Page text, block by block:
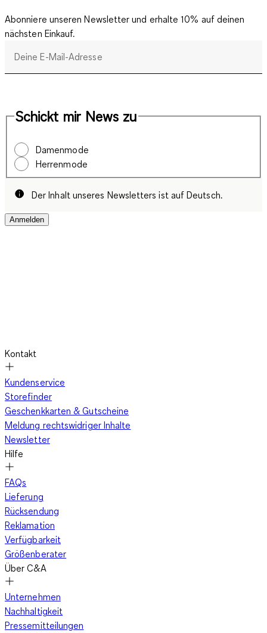
Abonniere unseren Newsletter und erhalte 10% auf deinen
nächsten Einkauf.
Deine E-Mail-Adresse
Schickt mir News zu
Damenmode
Herrenmode
Der Inhalt unseres Newsletters ist auf Deutsch.
Anmelden
Kontakt
Kundenservice
Storefinder
Geschenkkarten & Gutscheine
Meldung rechtswidriger Inhalte
Newsletter
Hilfe
FAQs
Lieferung
Rücksendung
Reklamation
Verfügbarkeit
Größenberater
Über C&A
Unternehmen
Nachhaltigkeit
Pressemitteilungen